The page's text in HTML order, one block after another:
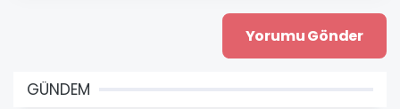
GÜNDEM